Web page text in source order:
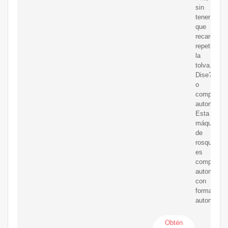
sin
tener
que
recargar
la
tolva.
Dise?
o
Esta
máquina
de
rosquillas
es
con
formación
automática
Obtén